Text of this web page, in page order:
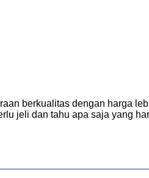
berkualitas dengan harga
jeli dan tahu apa saja yang